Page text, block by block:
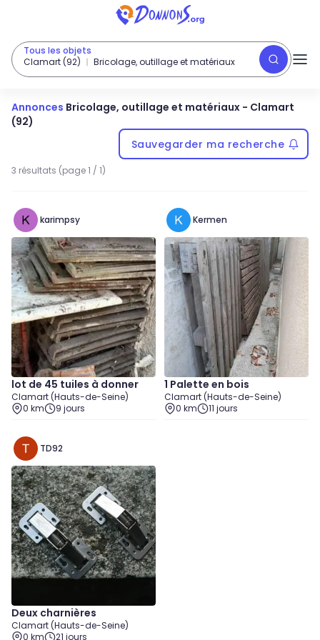
Tous les objets
Clamart (92)
Bricolage, outillage et matériaux
Annonces Bricolage, outillage et matériaux - Clamart
(92)
Sauvegarder ma recherche
3 résultats (page 1 / 1)
karimpsy
lot de 45 tuiles à donner
Clamart (Hauts-de-Seine)
0 km
9 jours
Kermen
1 Palette en bois
Clamart (Hauts-de-Seine)
0 km
11 jours
TD92
Deux charnières
Clamart (Hauts-de-Seine)
0 km
21 jours